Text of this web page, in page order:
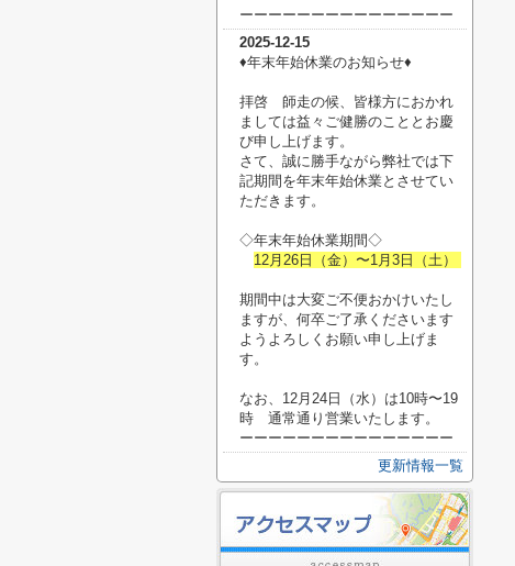
ーーーーーーーーーーーーーーー
2025-12-15
♦︎年末年始休業のお知らせ♦︎
拝啓 師走の候、皆様方におかれ
ましては益々ご健勝のこととお慶
び申し上げます。
さて、誠に勝手ながら弊社では下
記期間を年末年始休業とさせてい
ただきます。
◇年末年始休業期間◇
12月26日（金）〜1月3日（土）
期間中は大変ご不便おかけいたし
ますが、何卒ご了承くださいます
ようよろしくお願い申し上げま
す。
なお、12月24日（水）は10時〜19
時 通常通り営業いたします。
ーーーーーーーーーーーーーーー
更新情報一覧